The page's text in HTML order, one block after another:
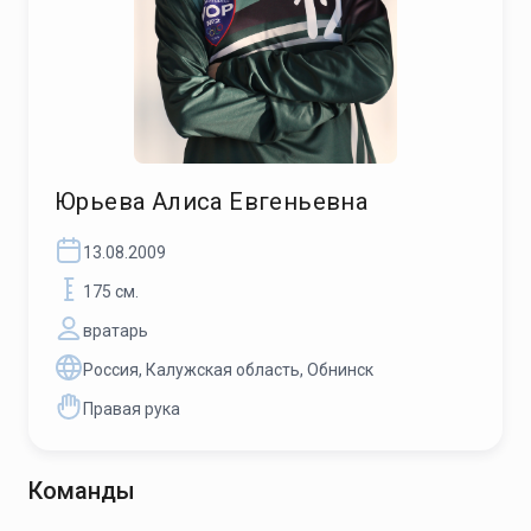
Юрьева Алиса Евгеньевна
13.08.2009
175 см.
вратарь
Россия, Калужская область, Обнинск
Правая рука
Команды